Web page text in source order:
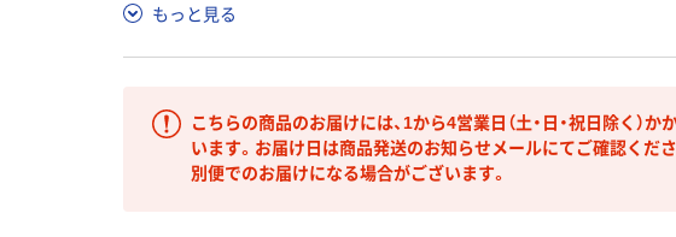
もっと見る
こちらの商品のお届けには、1から4営業日（土・日・祝日除く）か
います。お届け日は商品発送のお知らせメールにてご確認くだ
別便でのお届けになる場合がございます。